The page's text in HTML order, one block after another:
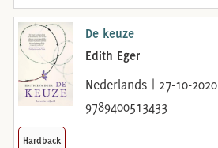
De keuze
Edith Eger
Nederlands | 27-10-2020 |
9789400513433
Hardback